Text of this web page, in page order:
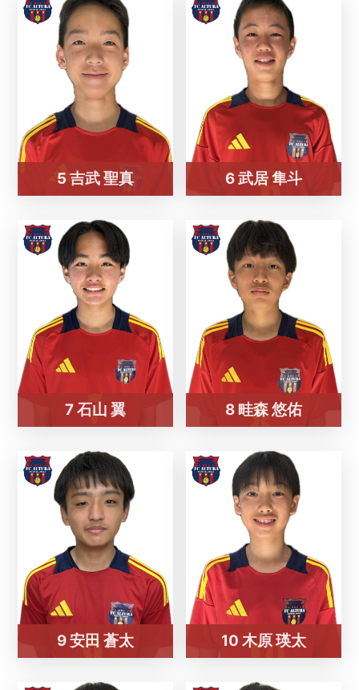
5 吉武 聖真 6 武居 隼斗
7 石山 翼 8 畦森 悠佑
9 安田 蒼太 10 木原 瑛太